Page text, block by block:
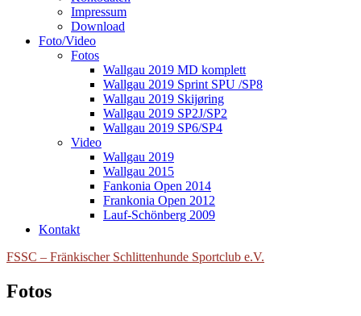
Impressum
Download
Foto/Video
Fotos
Wallgau 2019 MD komplett
Wallgau 2019 Sprint SPU /SP8
Wallgau 2019 Skijøring
Wallgau 2019 SP2J/SP2
Wallgau 2019 SP6/SP4
Video
Wallgau 2019
Wallgau 2015
Fankonia Open 2014
Frankonia Open 2012
Lauf-Schönberg 2009
Kontakt
FSSC – Fränkischer Schlittenhunde Sportclub e.V.
Fotos